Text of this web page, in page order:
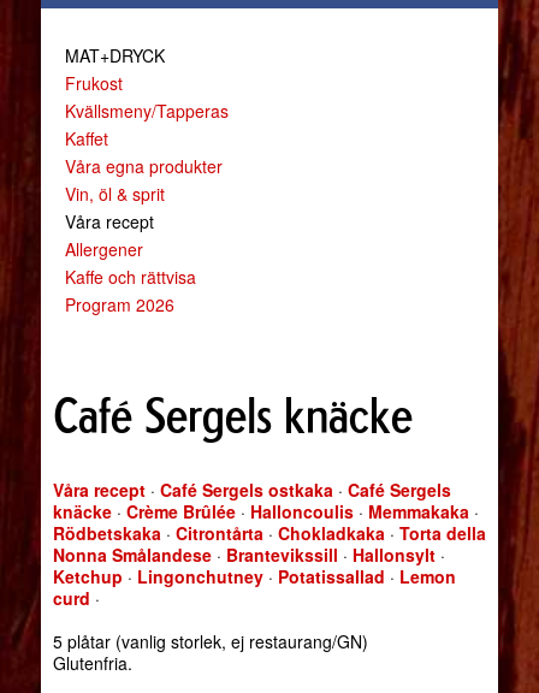
MAT+DRYCK
Frukost
Kvällsmeny/Tapperas
Kaffet
Våra egna produkter
Vin, öl & sprit
Våra recept
Allergener
Kaffe och rättvisa
Program 2026
Café Sergels knäcke
Våra recept· Café Sergels ostkaka· Café Sergels
knäcke· Crème Brûlée· Halloncoulis· Memmakaka·
Rödbetskaka· Citrontårta· Chokladkaka· Torta della
Nonna Smålandese· Brantevikssill · Hallonsylt·
Ketchup · Lingonchutney· Potatissallad · Lemon
curd ·
5 plåtar (vanlig storlek, ej restaurang/GN)
Glutenfria.